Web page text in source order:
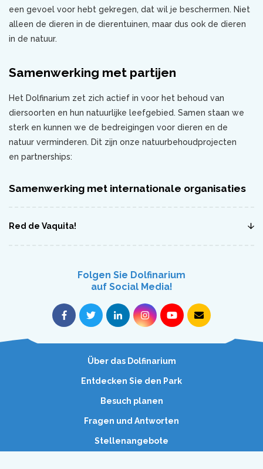
een gevoel voor hebt gekregen, dat wil je beschermen. Niet
alleen de dieren in de dierentuinen, maar dus ook de dieren
in de natuur.
Samenwerking met partijen
Het Dolfinarium zet zich actief in voor het behoud van
diersoorten en hun natuurlijke leefgebied. Samen staan we
sterk en kunnen we de bedreigingen voor dieren en de
natuur verminderen. Dit zijn onze natuurbehoudprojecten
en partnerships:
Samenwerking met internationale organisaties
Red de Vaquita!
Folgen Sie Dolfinarium
auf Social Media!
Über das Dolfinarium
Entdecken Sie den Park
Besuch planen
Fragen und Antworten
Stellenangebote